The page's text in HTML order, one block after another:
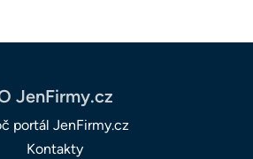
JenFirmy.cz
portál JenFirmy.cz
Kontakty